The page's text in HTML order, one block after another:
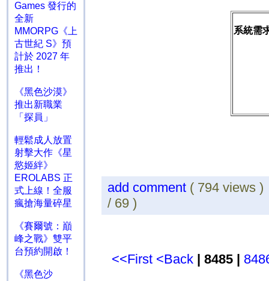
Games 發行的
全新
MMORPG《上
古世紀 S》預
計於 2027 年
推出！
《黑色沙漠》
推出新職業
「探員」
輕鬆成人放置
射擊大作《星
慾姬絆》
EROLABS 正
式上線！全服
瘋搶海量碎星
《賽爾號：巔
峰之戰》雙平
台預約開啟！
《黑色沙
系統需
add comment ( 794
/ 69 )
<<First <Back | 8485 |